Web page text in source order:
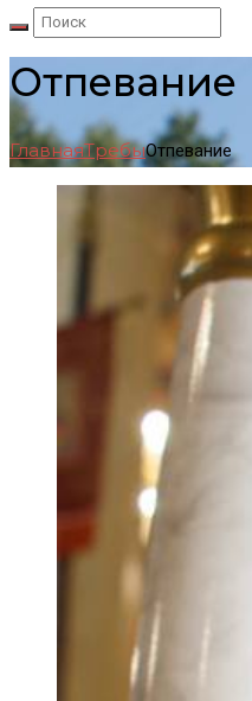
Отпевание
ГлавнаяТребыОтпевание